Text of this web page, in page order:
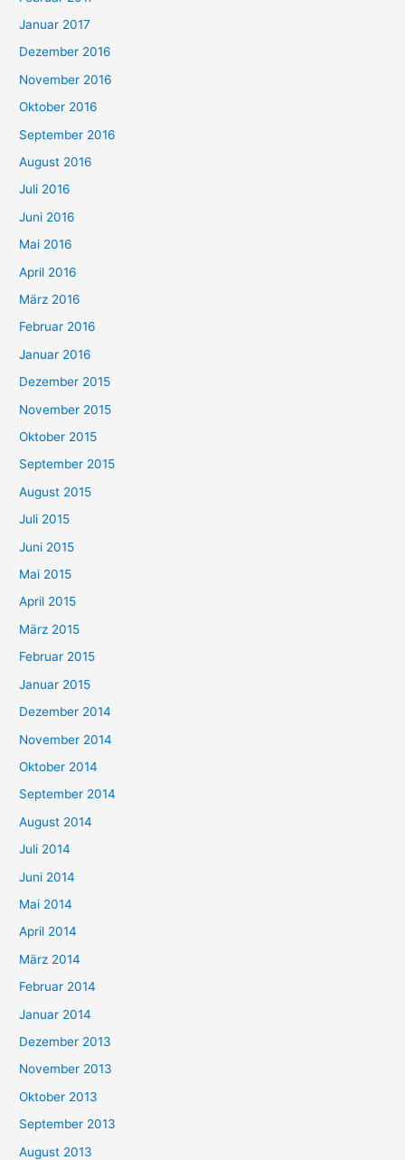
Januar 2017
Dezember 2016
November 2016
Oktober 2016
September 2016
August 2016
Juli 2016
Juni 2016
Mai 2016
April 2016
März 2016
Februar 2016
Januar 2016
Dezember 2015
November 2015
Oktober 2015
September 2015
August 2015
Juli 2015
Juni 2015
Mai 2015
April 2015
März 2015
Februar 2015
Januar 2015
Dezember 2014
November 2014
Oktober 2014
September 2014
August 2014
Juli 2014
Juni 2014
Mai 2014
April 2014
März 2014
Februar 2014
Januar 2014
Dezember 2013
November 2013
Oktober 2013
September 2013
August 2013